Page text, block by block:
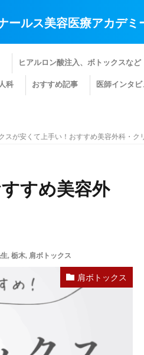
ールス美容医療アカデミ
ヒアルロン酸注入、ボトックスなど
科 おすすめ記事 医師インタビ
スが安くて上手い！おすすめ美容外科・ク
すめ美容外
, 栃木, 肩ボトックス
肩ボトックス